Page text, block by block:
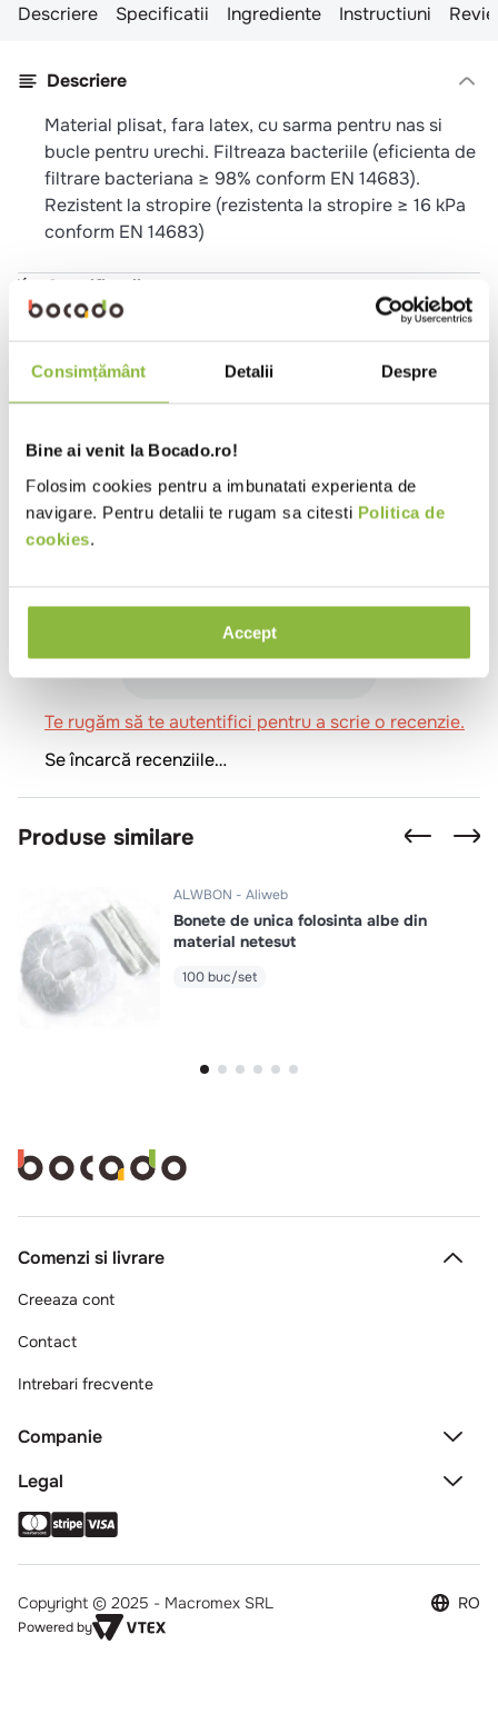
Consimțământ Detalii Despre
Bine ai venit la Bocado.ro!
Folosim cookies pentru a imbunatati experienta de
navigare. Pentru detalii te rugam sa citesti Politica de
cookies.
Accept
Descriere Specificatii Ingrediente Instructiuni
Descriere
Material plisat, fara latex, cu sarma pentru nas si
bucle pentru urechi. Filtreaza bacteriile (eficienta de
filtrare bacteriana ≥ 98% conform EN 14683).
Rezistent la stropire (rezistenta la stropire ≥ 16 kPa
conform EN 14683)
Specificatii
Ingrediente
Polipropilena
Instructiuni pentru utilizare
Se arunca dupa utilizare
Se încarcă rezumatul…
Te rugăm să te autentifici pentru a scrie o recenzie.
Se încarcă recenziile…
Produse similare
ALWBON Aliweb
Bonete de unica folosinta albe din
material netesut
100 buc/set
Comenzi si livrare
Creeaza cont
Contact
Intrebari frecvente
Companie
Legal
Copyright © 2025 - Macromex SRL
Powered by
RO